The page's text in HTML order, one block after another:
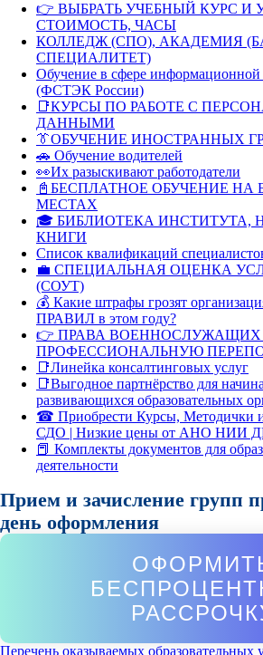
👉 ВЫБРАТЬ УЧЕБНЫЙ КУРС И
СТОИМОСТЬ, ЧАСЫ
КОЛЛЕДЖ (СПО), АКАДЕМИЯ
СПЕЦИАЛИТЕТ)
Обучение в сфере информационной
(ФСТЭК России)
📑КУРСЫ ПО РАБОТЕ С
ДАННЫМИ
👔ОБУЧЕНИЕ ИНОСТРАННЫХ
🚗 Обучение водителей
👀Их разыскивают работодатели
📓БЕСПЛАТНОЕ ОБУЧЕНИЕ
МЕСТАХ
🎓 БИБЛИОТЕКА ИНСТИТУТА,
КНИГИ
Список квалификаций
💼 СПЕЦИАЛЬНАЯ ОЦЕНКА
(СОУТ)
💰 Какие штрафы грозят
ПРАВИЛ в этом году?
👉 ПРАВА ВОЕННОСЛУЖАЩИХ
ПРОФЕССИОНАЛЬНУЮ
📑Линейка консалтинговых услуг
📑Выгодное партнёрство для
развивающихся образовательных
☎ Приобрести Курсы, Методички
СДО | Низкие цены от АНО НИИ
📕 Комплекты документов для
деятельности
Прием и зачисление групп
день оформления
Перечень оказываемых образовательных